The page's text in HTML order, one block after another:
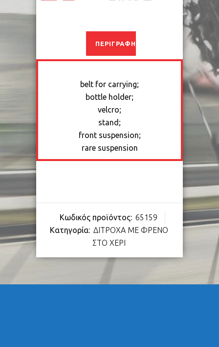
ΠΕΡΙΓΡΑΦΉ
belt for carrying;
bottle holder;
velcro;
stand;
front suspension;
rare suspension
Κωδικός προϊόντος: 65159
Κατηγορία: ΔΙΤΡΟΧΑ ΜΕ ΦΡΕΝΟ
ΣΤΟ ΧΕΡΙ